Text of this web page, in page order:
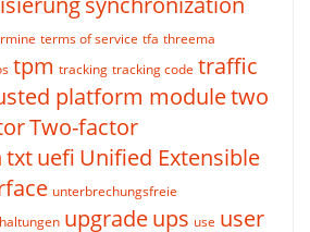
terms of service tfa threema
tpm tracking tracking code traffic
platform moduletwo
Two-factor
txtuefi Unified Extensible
unterbrechungsfreie
upgradeups use user